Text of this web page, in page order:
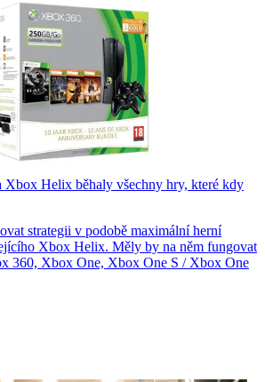
Xbox Helix běhaly všechny hry, které kdy
strategii v podobě maximální herní
Xbox Helix. Měly by na něm fungovat
360, Xbox One, Xbox One S / Xbox One